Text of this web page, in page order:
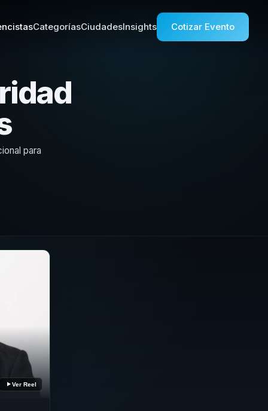
CategoríasCiudadesInsights Cotizar Evento
para
Ver Reel